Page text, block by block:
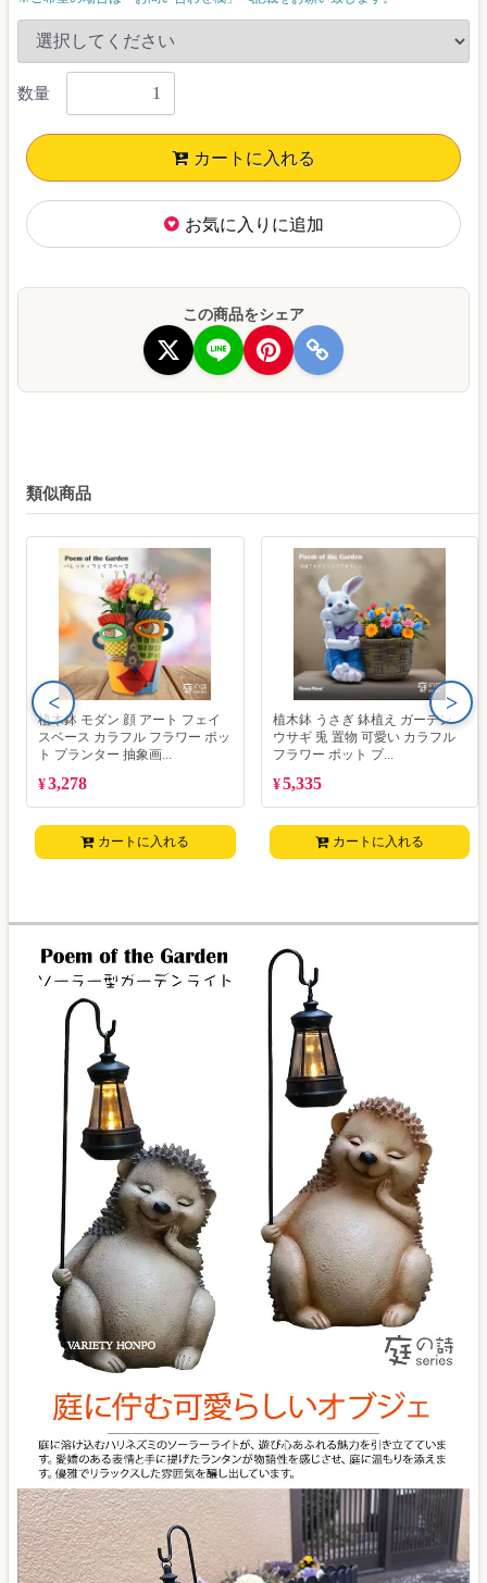
数量
カートに入れる
お気に入りに追加
この商品をシェア
類似商品
植木鉢 モダン 顔 アート フェイ
スベース カラフル フラワー ポッ
ト プランター 抽象画...
¥3,278
カートに入れる
植木鉢 うさぎ 鉢植え ガーデン
ウサギ 兎 置物 可愛い カラフル
フラワー ポット プ...
¥5,335
カートに入れる
< >